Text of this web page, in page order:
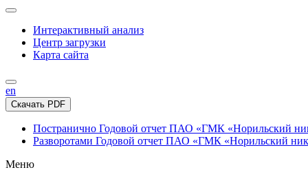
Интерактивный анализ
Центр загрузки
Карта сайта
en
Скачать PDF
Постранично Годовой отчет ПАО «ГМК «Норильский
Разворотами Годовой отчет ПАО «ГМК «Норильский
Меню